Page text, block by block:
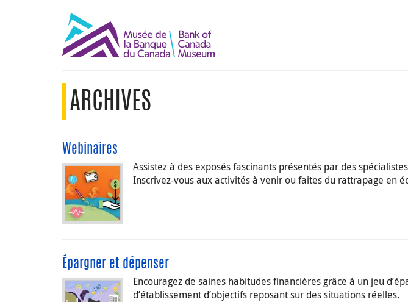
ARCHIVES
Webinaires
Assistez à des exposés fascinants présentés par des
Inscrivez-vous aux activités à venir ou faites du rattrapage en
Épargner et dépenser
Encouragez de saines habitudes financières grâce à un jeu
d’établissement d’objectifs reposant sur des situations réelles.